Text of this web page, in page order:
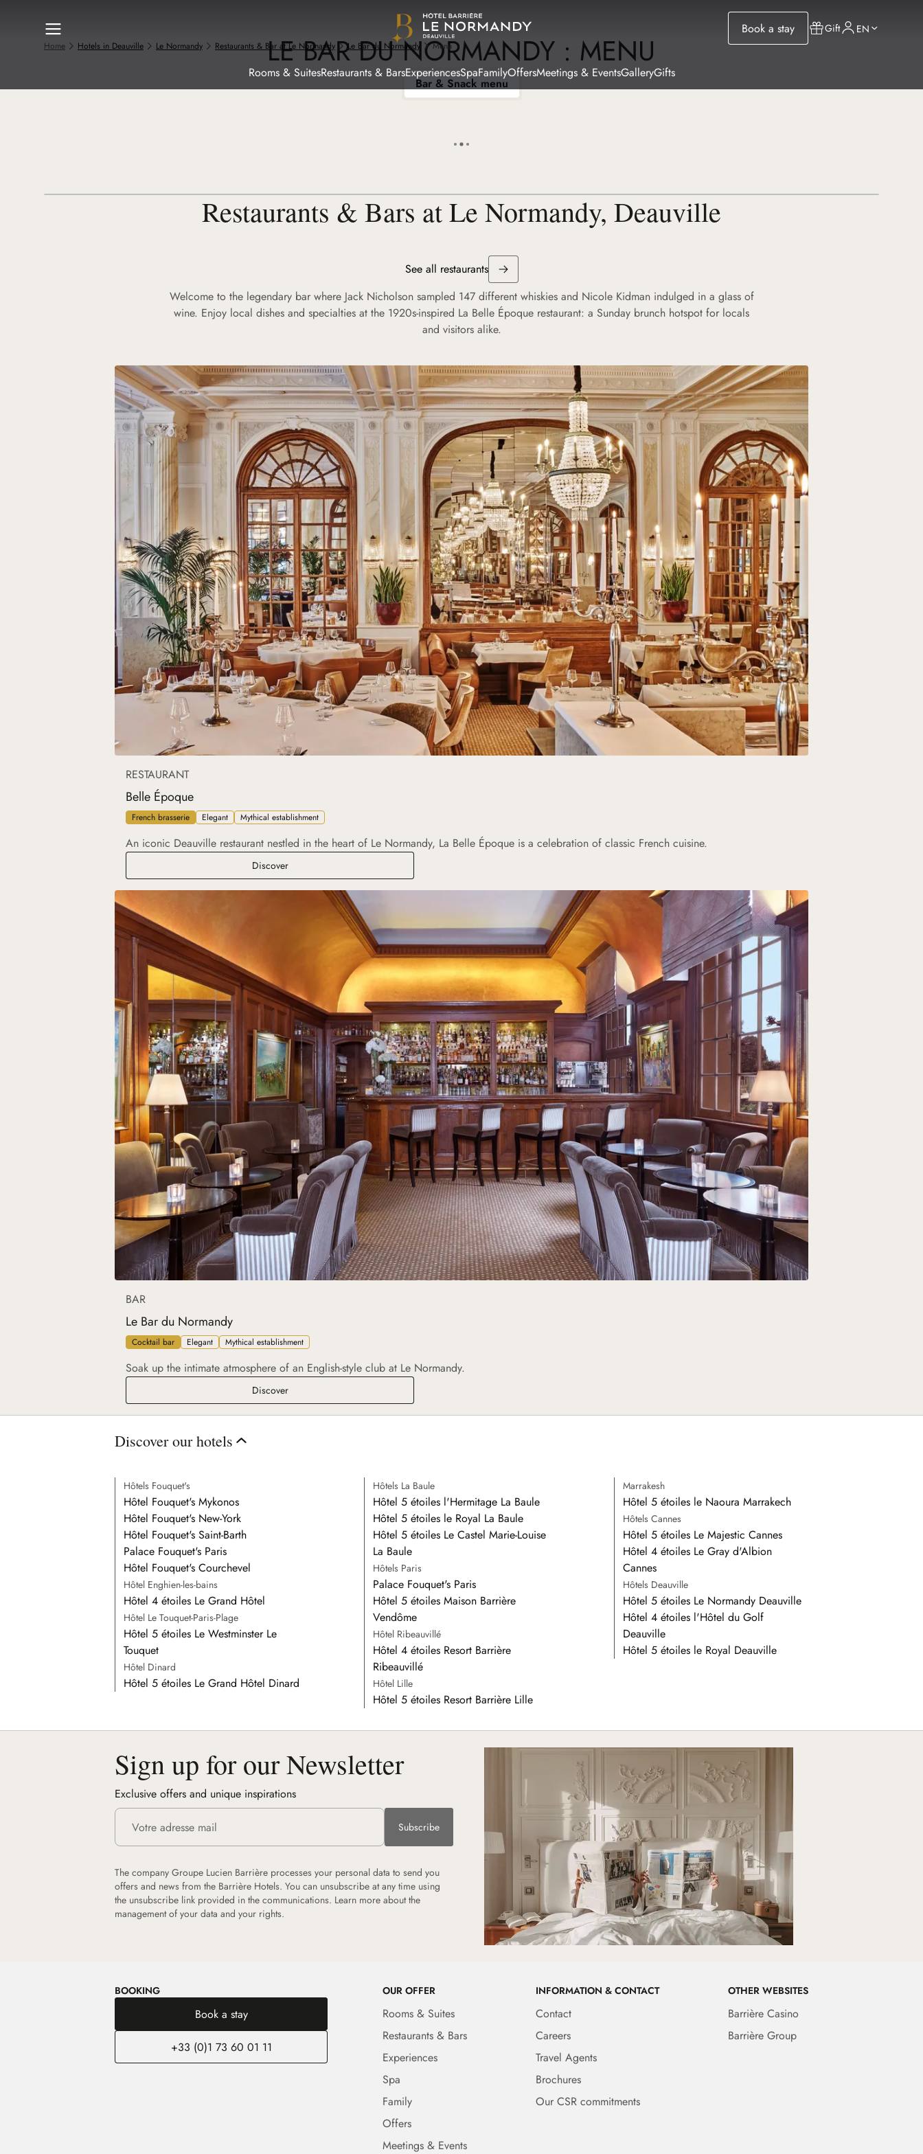
Book a stay Gift EN
Rooms & SuitesRestaurants & BarsExperiencesSpaFamilyOffersMeetings & EventsGalleryGifts
Home Hotels in Deauville Le Normandy Restaurants & Bar at Le Normandy Le Bar du Normandy Menu
LE BAR DU NORMANDY : MENU
Bar & Snack menu
Restaurants & Bars at Le Normandy, Deauville
See all restaurants
Welcome to the legendary bar where Jack Nicholson sampled 147 different whiskies and Nicole Kidman indulged in a glass of
wine. Enjoy local dishes and specialties at the 1920s-inspired La Belle Époque restaurant: a Sunday brunch hotspot for locals
and visitors alike.
RESTAURANT
Belle Époque
French brasserie Elegant Mythical establishment
An iconic Deauville restaurant nestled in the heart of Le Normandy, La Belle Époque is a celebration of classic French cuisine.
DiscoverBelle Époque
BAR
Le Bar du Normandy
Cocktail bar Elegant Mythical establishment
Soak up the intimate atmosphere of an English-style club at Le Normandy.
DiscoverLe Bar du Normandy
Discover our hotels
Hôtels Fouquet's
Hôtel Fouquet's Mykonos
Hôtel Fouquet's New-York
Hôtel Fouquet's Saint-Barth
Palace Fouquet's Paris
Hôtel Fouquet's Courchevel
Hôtel Enghien-les-bains
Hôtel 4 étoiles Le Grand Hôtel
Hôtel Le Touquet-Paris-Plage
Hôtel 5 étoiles Le Westminster Le
Touquet
Hôtel Dinard
Hôtel 5 étoiles Le Grand Hôtel Dinard
Hôtels La Baule
Hôtel 5 étoiles l'Hermitage La Baule
Hôtel 5 étoiles le Royal La Baule
Hôtel 5 étoiles Le Castel Marie-Louise
La Baule
Hôtels Paris
Palace Fouquet's Paris
Hôtel 5 étoiles Maison Barrière
Vendôme
Hôtel Ribeauvillé
Hôtel 4 étoiles Resort Barrière
Ribeauvillé
Hôtel Lille
Hôtel 5 étoiles Resort Barrière Lille
Marrakesh
Hôtel 5 étoiles le Naoura Marrakech
Hôtels Cannes
Hôtel 5 étoiles Le Majestic Cannes
Hôtel 4 étoiles Le Gray d'Albion
Cannes
Hôtels Deauville
Hôtel 5 étoiles Le Normandy Deauville
Hôtel 4 étoiles l'Hôtel du Golf
Deauville
Hôtel 5 étoiles le Royal Deauville
Sign up for our Newsletter
Exclusive offers and unique inspirations
Subscribe
The company Groupe Lucien Barrière processes your personal data to send you
offers and news from the Barrière Hotels. You can unsubscribe at any time using
the unsubscribe link provided in the communications. Learn more about the
management of your data and your rights.
BOOKING
Book a stay
+33 (0)1 73 60 01 11
OUR OFFER
Rooms & Suites
Restaurants & Bars
Experiences
Spa
Family
Offers
Meetings & Events
INFORMATION & CONTACT
Contact
Careers
Travel Agents
Brochures
Our CSR commitments
OTHER WEBSITES
Barrière Casino
Barrière Group